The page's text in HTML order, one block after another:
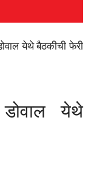
येथे बैठकीची फेरी
येथे